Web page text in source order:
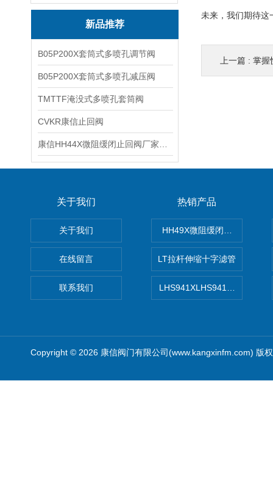
新品推荐
B05P200X套筒式多喷孔调节阀
B05P200X套筒式多喷孔减压阀
TMTTF淹没式多喷孔套筒阀
CVKR康信止回阀
未来，我们期待这
上一篇 : 掌握快
关于我们
关于我们
在线留言
联系我们
热销产品
HH49X微阻缓闭蝶式止回阀
LT拉杆伸缩十字滤管
LHS941XLHS941X调压调流
Copyright © 2026 康信阀门有限公司(www.kangxinfm.com) 版